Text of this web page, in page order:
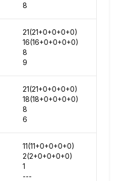
8
21(21+0+0+0+0)
16(16+0+0+0+0)
8
9
21(21+0+0+0+0)
18(18+0+0+0+0)
8
6
11(11+0+0+0+0)
2(2+0+0+0+0)
1
---